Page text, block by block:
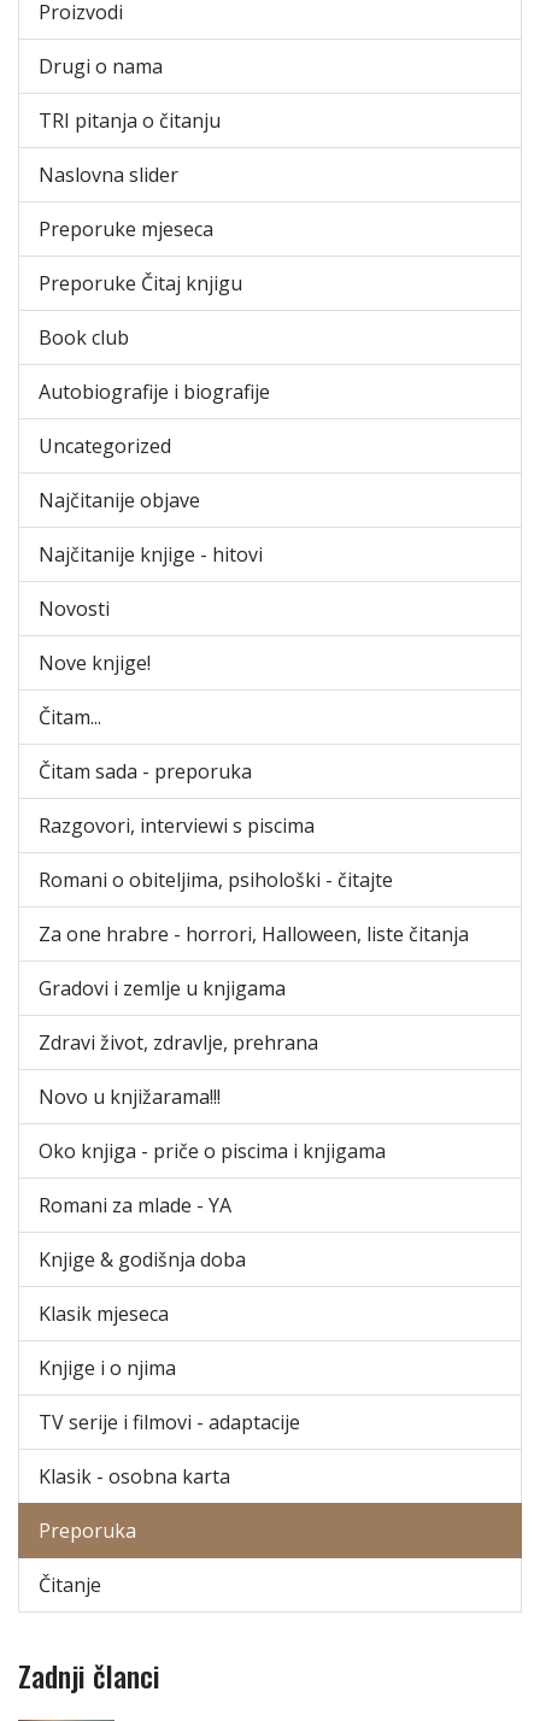
Proizvodi
Drugi o nama
TRI pitanja o čitanju
Naslovna slider
Preporuke mjeseca
Preporuke Čitaj knjigu
Book club
Autobiografije i biografije
Uncategorized
Najčitanije objave
Najčitanije knjige - hitovi
Novosti
Nove knjige!
Čitam...
Čitam sada - preporuka
Razgovori, interviewi s piscima
Romani o obiteljima, psihološki - čitajte
Za one hrabre - horrori, Halloween, liste čitanja
Gradovi i zemlje u knjigama
Zdravi život, zdravlje, prehrana
Novo u knjižarama!!!
Oko knjiga - priče o piscima i knjigama
Romani za mlade - YA
Knjige & godišnja doba
Klasik mjeseca
Knjige i o njima
TV serije i filmovi - adaptacije
Klasik - osobna karta
Preporuka
Čitanje
Zadnji članci